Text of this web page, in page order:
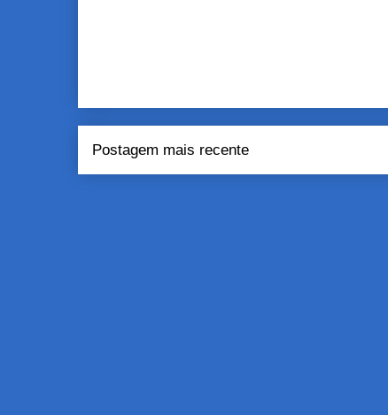
Postagem mais recente